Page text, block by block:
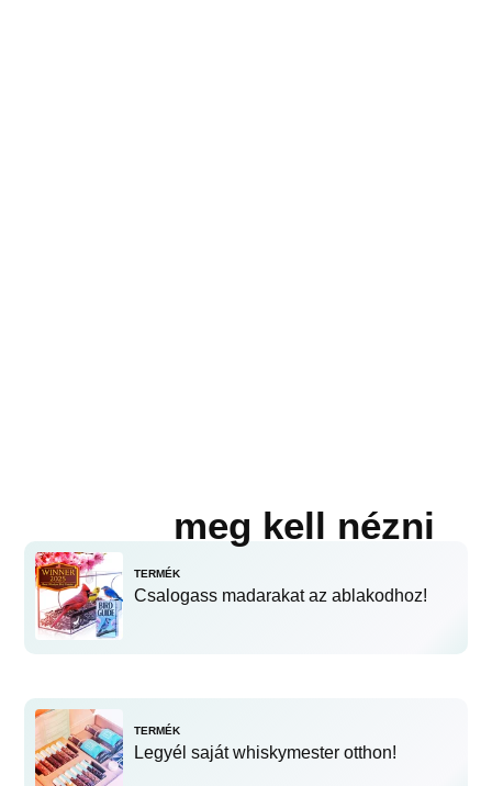
meg kell nézni
TERMÉK
Csalogass madarakat az ablakodhoz!
TERMÉK
Legyél saját whiskymester otthon!